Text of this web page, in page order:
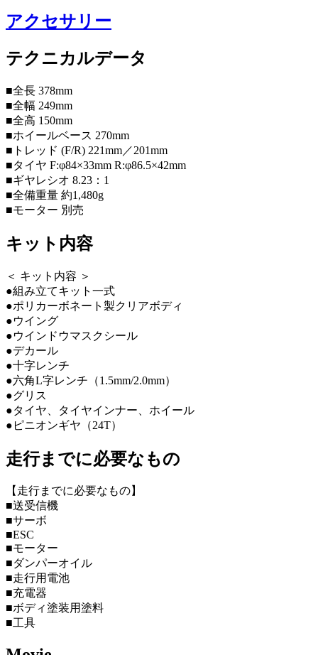
アクセサリー
テクニカルデータ
■全長 378mm
■全幅 249mm
■全高 150mm
■ホイールベース 270mm
■トレッド (F/R) 221mm／201mm
■タイヤ F:φ84×33mm R:φ86.5×42mm
■ギヤレシオ 8.23：1
■全備重量 約1,480g
■モーター 別売
キット内容
＜ キット内容 ＞
●組み立てキット一式
●ポリカーボネート製クリアボディ
●ウイング
●ウインドウマスクシール
●デカール
●十字レンチ
●六角L字レンチ（1.5mm/2.0mm）
●グリス
●タイヤ、タイヤインナー、ホイール
●ピニオンギヤ（24T）
走行までに必要なもの
【走行までに必要なもの】
■送受信機
■サーボ
■ESC
■モーター
■ダンパーオイル
■走行用電池
■充電器
■ボディ塗装用塗料
■工具